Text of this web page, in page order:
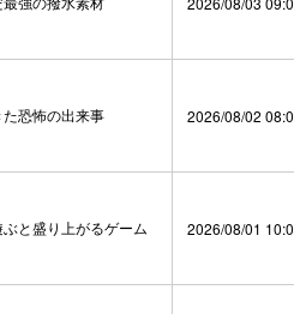
恐怖の出来事 2026/08/02
と盛り上がるゲーム 2026/08/01